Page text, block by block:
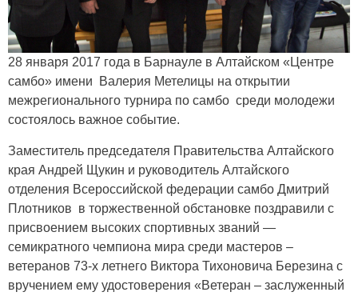
28 января 2017 года в Барнауле в Алтайском «Центре
самбо» имени Валерия Метелицы на открытии
межрегионального турнира по самбо среди молодежи
состоялось важное событие.
Заместитель председателя Правительства Алтайского
края Андрей Щукин и руководитель Алтайского
отделения Всероссийской федерации самбо Дмитрий
Плотников в торжественной обстановке поздравили с
присвоением высоких спортивных званий —
семикратного чемпиона мира среди мастеров –
ветеранов 73-х летнего Виктора Тихоновича Березина с
вручением ему удостоверения «Ветеран – заслуженный